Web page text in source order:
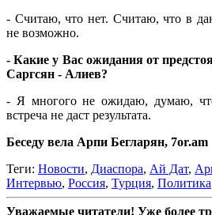
- Считаю, что нет. Считаю, что в
не возможно.
- Какие у Вас ожидания от
Саргсян - Алиев?
- Я многого не ожидаю, думаю,
встреча не даст результата.
Беседу вела Арпи Бегларян, 7or.am
Теги: Новости, Диаспора, Ай Дат,
Интервью, Россия, Турция, Политика
Уважаемые читатели! Уже более